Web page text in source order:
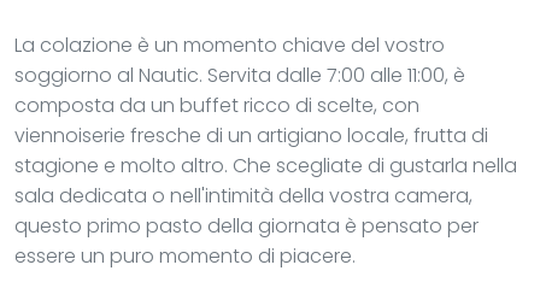
La colazione è un momento chiave del vostro
soggiorno al Nautic. Servita dalle 7:00 alle 11:00, è
composta da un buffet ricco di scelte, con
viennoiserie fresche di un artigiano locale, frutta di
stagione e molto altro. Che scegliate di gustarla nella
sala dedicata o nell'intimità della vostra camera,
questo primo pasto della giornata è pensato per
essere un puro momento di piacere.